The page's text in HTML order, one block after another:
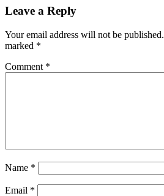
Leave a Reply
Your email address will not be published.
marked *
Comment *
Name *
Email *